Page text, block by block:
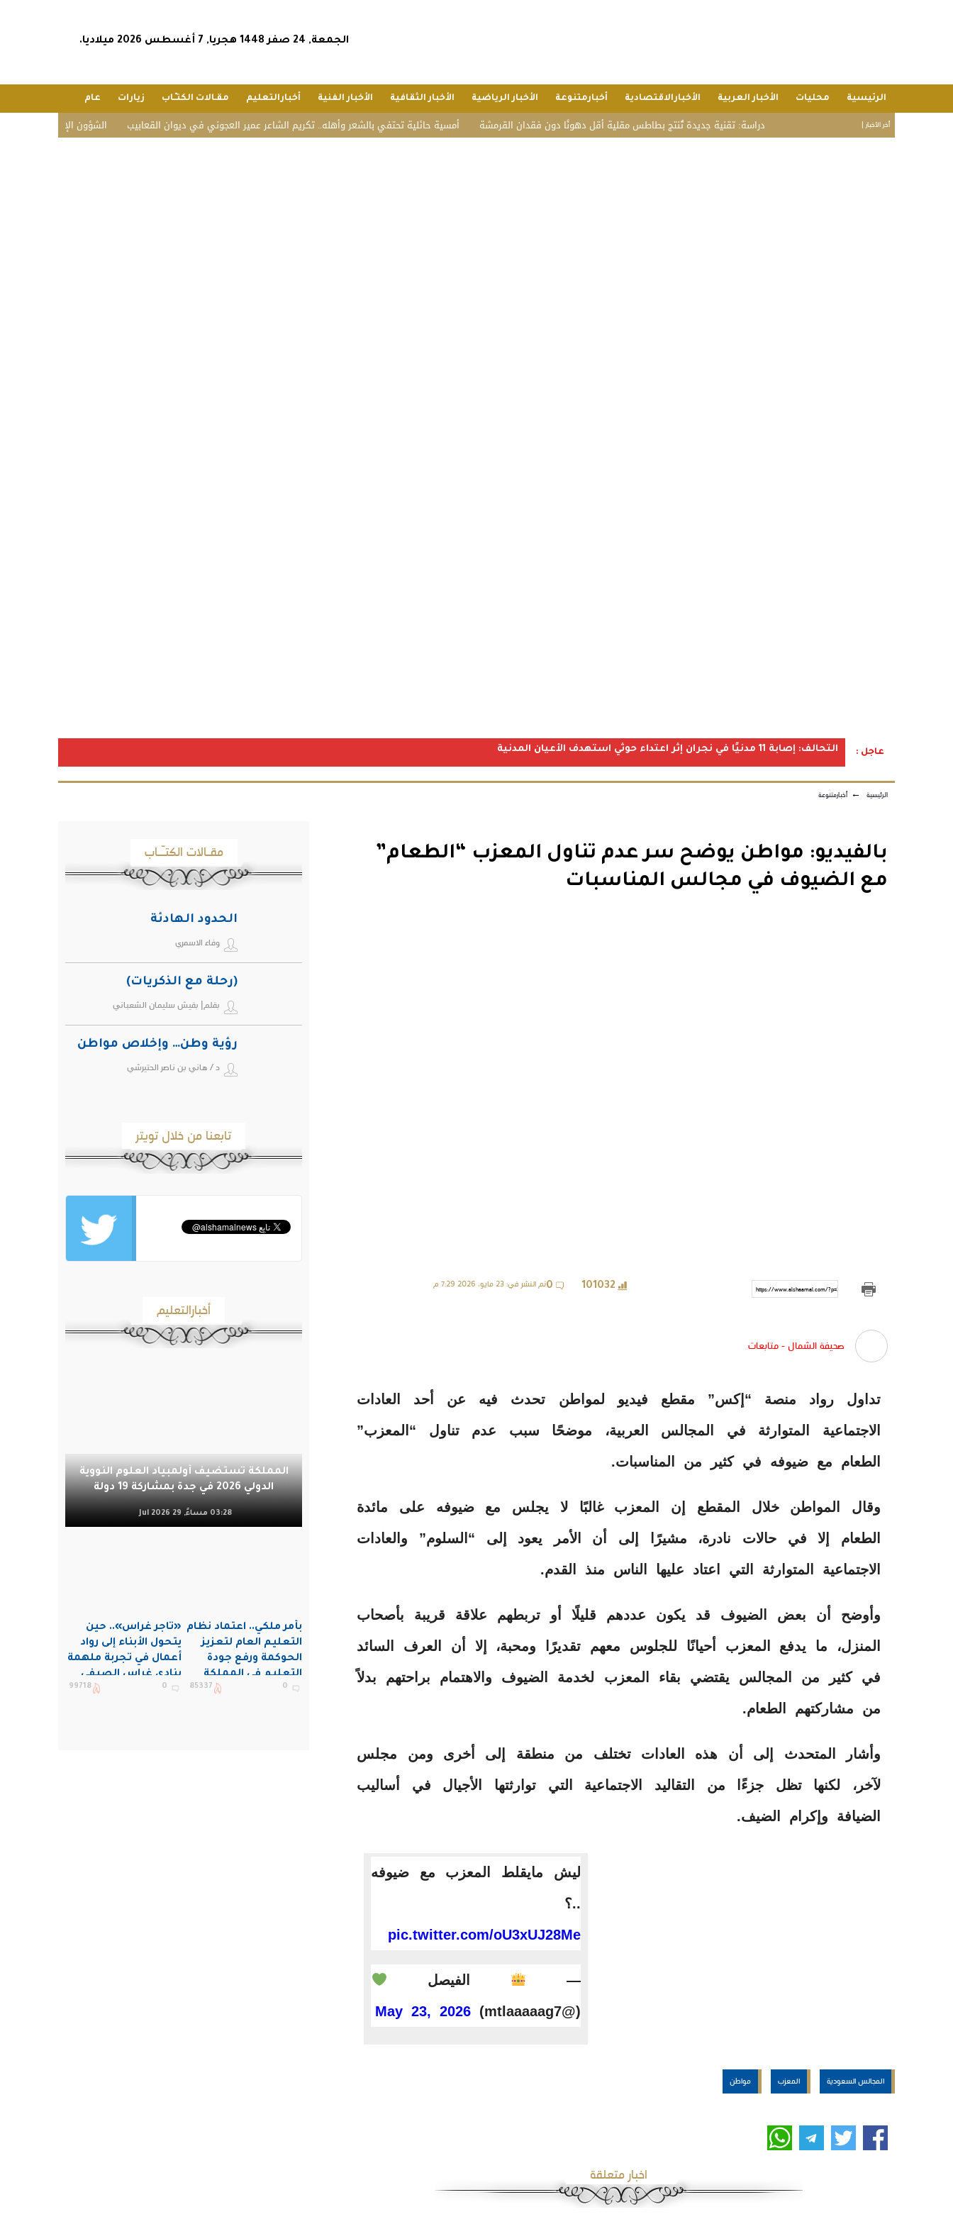
الجمعة, 24 صفر 1448 هجريا, 7 أغسطس 2026 ميلاديا.
الرئيسية محليات الأخبار العربية الأخبارالاقتصادية أخبارمتنوعة الأخبار الرياضية الأخبار الثقافية الأخبار الفنية أخبارالتعليم مقـالات الكتـّـاب زيارات عام
أخر الأخبار | الشؤون الإسلامية تستقبل ضيوف أمسية حائلية تحتفي بالشعر وأهله.. تكريم الشاعر عمير العجوني في ديوان القعابيب دراسة: تقنية جديدة تُنتج بطاطس مقلية أقل دهونًا دون فقدان القرمشة
عاجل : التحالف: إصابة 11 مدنيًا في نجران إثر اعتداء حوثي استهدف الأعيان المدنية
الرئيسية ← أخبارمتنوعة
بالفيديو: مواطن يوضح سر عدم تناول المعزب “الطعام”
مع الضيوف في مجالس المناسبات
https://www.alshaamal.com/?p=313183
تم النشر في: 23 مايو، 2026 7:29 م 101032
0
صحيفة الشمال - متابعات
تداول رواد منصة “إكس” مقطع فيديو لمواطن تحدث فيه عن أحد العادات
الاجتماعية المتوارثة في المجالس العربية، موضحًا سبب عدم تناول “المعزب”
الطعام مع ضيوفه في كثير من المناسبات.
وقال المواطن خلال المقطع إن المعزب غالبًا لا يجلس مع ضيوفه على مائدة
الطعام إلا في حالات نادرة، مشيرًا إلى أن الأمر يعود إلى “السلوم” والعادات
الاجتماعية المتوارثة التي اعتاد عليها الناس منذ القدم.
وأوضح أن بعض الضيوف قد يكون عددهم قليلًا أو تربطهم علاقة قريبة بأصحاب
المنزل، ما يدفع المعزب أحيانًا للجلوس معهم تقديرًا ومحبة، إلا أن العرف السائد
في كثير من المجالس يقتضي بقاء المعزب لخدمة الضيوف والاهتمام براحتهم بدلاً
من مشاركتهم الطعام.
وأشار المتحدث إلى أن هذه العادات تختلف من منطقة إلى أخرى ومن مجلس
لآخر، لكنها تظل جزءًا من التقاليد الاجتماعية التي توارثتها الأجيال في أساليب
الضيافة وإكرام الضيف.
ليش مايقلط المعزب مع ضيوفه
..؟
pic.twitter.com/oU3xUJ28Me
—
الفيصل
(@mtlaaaaag7)
May 23, 2026
المجالس السعودية المعزب مواطن
اخبار متعلقة
مقـالات الكتـّـاب
الحدود الهادئة
وفاء الاسمري
(رحلة مع الذكريات)
بقلم| بقيش سليمان الشعباني
رؤية وطن… وإخلاص مواطن
د / هاني بن ناصر الحتيرشي
تابعنا من خلال تويتر
أخبارالتعليم
المملكة تستضيف أولمبياد العلوم النووية
الدولي 2026 في جدة بمشاركة 19 دولة
03:28 مساءً, 29 Jul 2026
بأمر ملكي.. اعتماد نظام
التعليم العام لتعزيز
الحوكمة ورفع جودة
التعليم في المملكة
0
85337
«تاجر غراس».. حين
يتحول الأبناء إلى رواد
أعمال في تجربة ملهمة
بنادي غراس الصيفي
بالجبيل
0
99718